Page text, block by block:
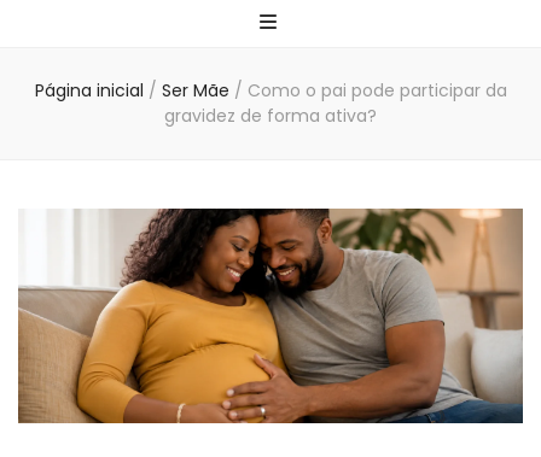
Página inicial / Ser Mãe / Como o pai pode participar da
gravidez de forma ativa?